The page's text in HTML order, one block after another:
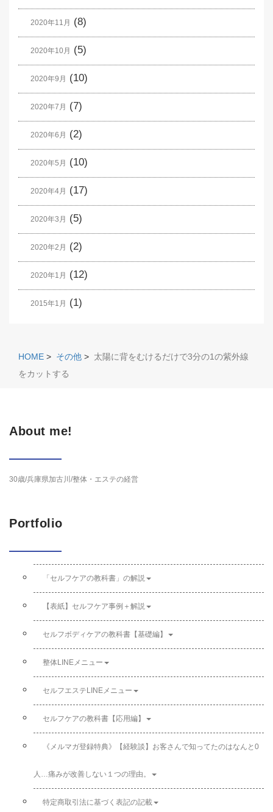
2020年11月 (8)
2020年10月 (5)
2020年9月 (10)
2020年7月 (7)
2020年6月 (2)
2020年5月 (10)
2020年4月 (17)
2020年3月 (5)
2020年2月 (2)
2020年1月 (12)
2015年1月 (1)
HOME > その他 > 太陽に背をむけるだけで3分の1の紫外線
をカットする
About me!
30歳/兵庫県加古川/整体・エステの経営
Portfolio
「セルフケアの教科書」の解説
【表紙】セルフケア事例＋解説
セルフボディケアの教科書【基礎編】
整体LINEメニュー
セルフエステLINEメニュー
セルフケアの教科書【応用編】
《メルマガ登録特典》【経験談】お客さんで知ってたのはなんと0
人…痛みが改善しない１つの理由。
特定商取引法に基づく表記の記載